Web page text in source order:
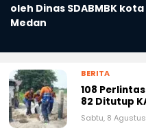
oleh Dinas SDABMBK kota
Medan
BERITA
108
82 Ditutup
Sabtu, 8